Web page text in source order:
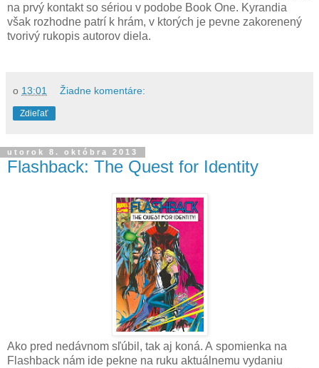
na prvý kontakt so sériou v podobe Book One. Kyrandia
však rozhodne patrí k hrám, v ktorých je pevne zakorenený
tvorivý rukopis autorov diela.
o 13:01 Žiadne komentáre:
Zdieľať
utorok 8. októbra 2013
Flashback: The Quest for Identity
Ako pred nedávnom sľúbil, tak aj koná. A spomienka na
Flashback nám ide pekne na ruku aktuálnemu vydaniu